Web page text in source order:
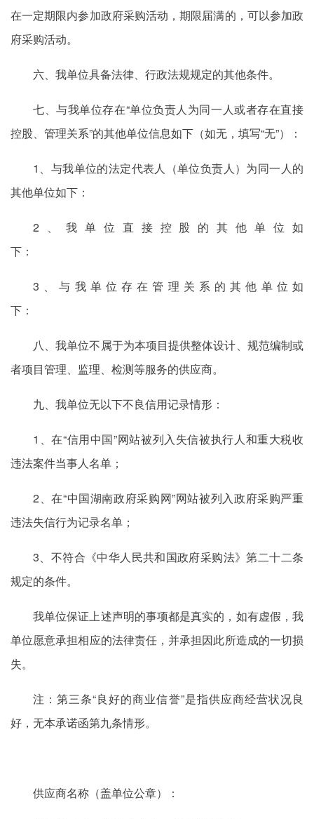
在一定期限内参加政府采购活动，期限届满的，可以参加政
府采购活动。
六、我单位具备法律、行政法规规定的其他条件。
七、与我单位存在“单位负责人为同一人或者存在直接
控股、管理关系”的其他单位信息如下（如无，填写“无”）：
1、与我单位的法定代表人（单位负责人）为同一人的
其他单位如下：
2、我单位直接控股的其他单位如
下：
3、与我单位存在管理关系的其他单位如
下：
八、我单位不属于为本项目提供整体设计、规范编制或
者项目管理、监理、检测等服务的供应商。
九、我单位无以下不良信用记录情形：
1、在“信用中国”网站被列入失信被执行人和重大税收
违法案件当事人名单；
2、在“中国湖南政府采购网”网站被列入政府采购严重
违法失信行为记录名单；
3、不符合《中华人民共和国政府采购法》第二十二条
规定的条件。
我单位保证上述声明的事项都是真实的，如有虚假，我
单位愿意承担相应的法律责任，并承担因此所造成的一切损
失。
注：第三条“良好的商业信誉”是指供应商经营状况良
好，无本承诺函第九条情形。
供应商名称（盖单位公章）：